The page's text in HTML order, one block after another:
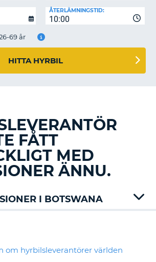
10:00
ÅTERLÄMNINGSTID:
69 år
HITTA HYRBIL
FÅTT
MED
ÄNNU.
I BOTSWANA
om hyrbilsleverantörer världen